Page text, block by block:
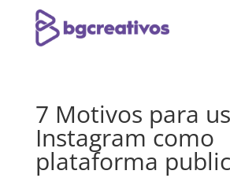
7 Motivos para
Instagram como
plataforma